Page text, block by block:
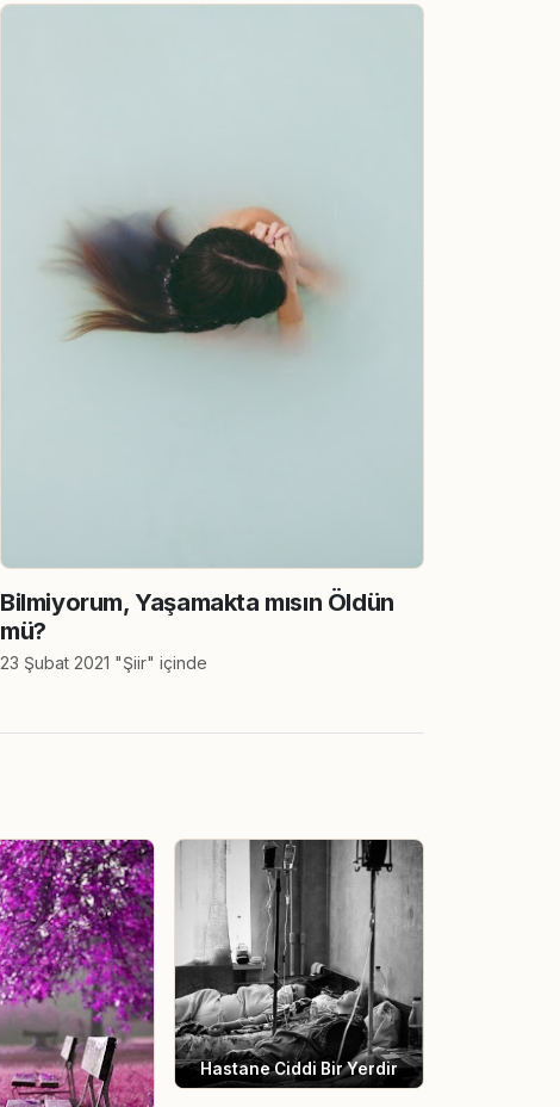
Bilmiyorum, Yaşamakta mısın Öldün
mü?
23 Şubat 2021 "Şiir" içinde
Hastane Ciddi Bir Yerdir